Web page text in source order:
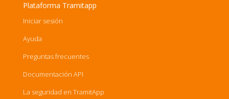
Plataforma Tramitapp
Iniciar sesión
Ayuda
Preguntas frecuentes
Documentación API
La seguridad en TramitApp